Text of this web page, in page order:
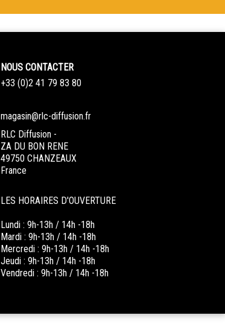
NOUS CONTACTER
+33 (0)2 41 79 83 80
magasin@rlc-diffusion.fr
RLC Diffusion -
ZA DU BON RENE
49750 CHANZEAUX
France
LES HORAIRES D'OUVERTURE
Lundi : 9h-13h / 14h -18h
Mardi : 9h-13h / 14h -18h
Mercredi : 9h-13h / 14h -18h
Jeudi : 9h-13h / 14h -18h
Vendredi : 9h-13h / 14h -18h